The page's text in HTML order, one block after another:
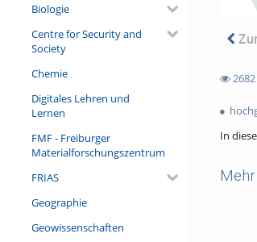
Biologie
Centre for Security and
Society
Chemie
Digitales Lehren und
Lernen
FMF - Freiburger
Materialforschungszentrum
FRIAS
Geographie
Geowissenschaften
2682
views
In